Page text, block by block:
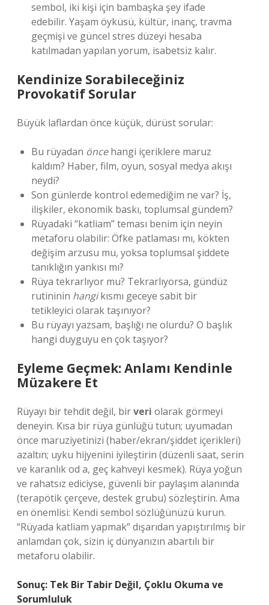
sembol, iki kişi için bambaşka şey ifade
edebilir. Yaşam öyküsü, kültür, inanç, travma
geçmişi ve güncel stres düzeyi hesaba
katılmadan yapılan yorum, isabetsiz kalır.
Kendinize Sorabileceğiniz
Provokatif Sorular
Büyük laflardan önce küçük, dürüst sorular:
Bu rüyadan öncehangi içeriklere maruz
kaldım? Haber, film, oyun, sosyal medya akışı
neydi?
Son günlerde kontrol edemediğim ne var? İş,
ilişkiler, ekonomik baskı, toplumsal gündem?
Rüyadaki “katliam” teması benim için neyin
metaforu olabilir: Öfke patlaması mı, kökten
değişim arzusu mu, yoksa toplumsal şiddete
tanıklığın yankısı mı?
Rüya tekrarlıyor mu? Tekrarlıyorsa, gündüz
rutininin hangikısmı geceye sabit bir
tetikleyici olarak taşınıyor?
Bu rüyayı yazsam, başlığı ne olurdu? O başlık
hangi duyguyu en çok taşıyor?
Eyleme Geçmek: Anlamı Kendinle
Müzakere Et
Rüyayı bir tehdit değil, birveri olarak görmeyi
deneyin. Kısa bir rüya günlüğü tutun; uyumadan
önce maruziyetinizi (haber/ekran/şiddet içerikleri)
azaltın; uyku hijyenini iyileştirin (düzenli saat, serin
ve karanlık od a, geç kahveyi kesmek). Rüya yoğun
ve rahatsız ediciyse, güvenli bir paylaşım alanında
(terapötik çerçeve, destek grubu) sözleştirin. Ama
en önemlisi: Kendi sembol sözlüğünüzü kurun.
“Rüyada katliam yapmak” dışarıdan yapıştırılmış bir
anlamdan çok, sizin iç dünyanızın abartılı bir
metaforu olabilir.
Sonuç: Tek Bir Tabir Değil, Çoklu Okuma ve
Sorumluluk